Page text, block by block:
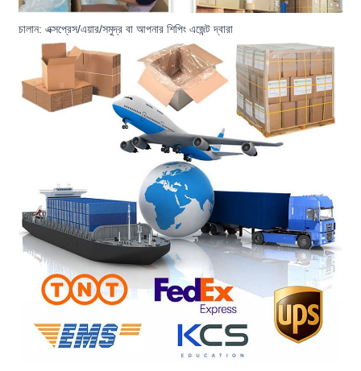
চালান: এক্সপ্রেস/এয়ার/সমুদ্র বা আপনার শিপিং এজেন্ট দ্বারা